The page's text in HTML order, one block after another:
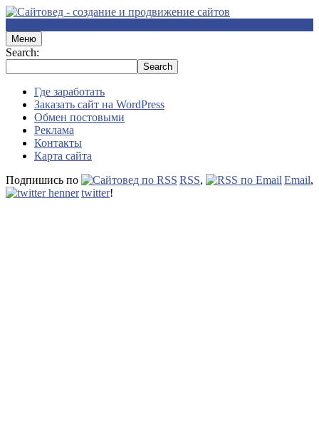
Меню
Search:
Где заработать
Заказать сайт на WordPress
Обмен постовыми
Реклама
Контакты
Карта сайта
Подпишись по
RSS, Email,
twitter!